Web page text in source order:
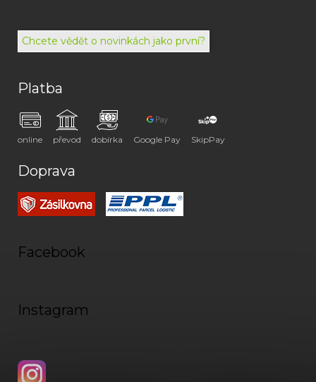
072
Chcete vědět o novinkách jako první?
Platba
online převod dobírka Google Pay SkipPay
Doprava
Facebook
Instagram